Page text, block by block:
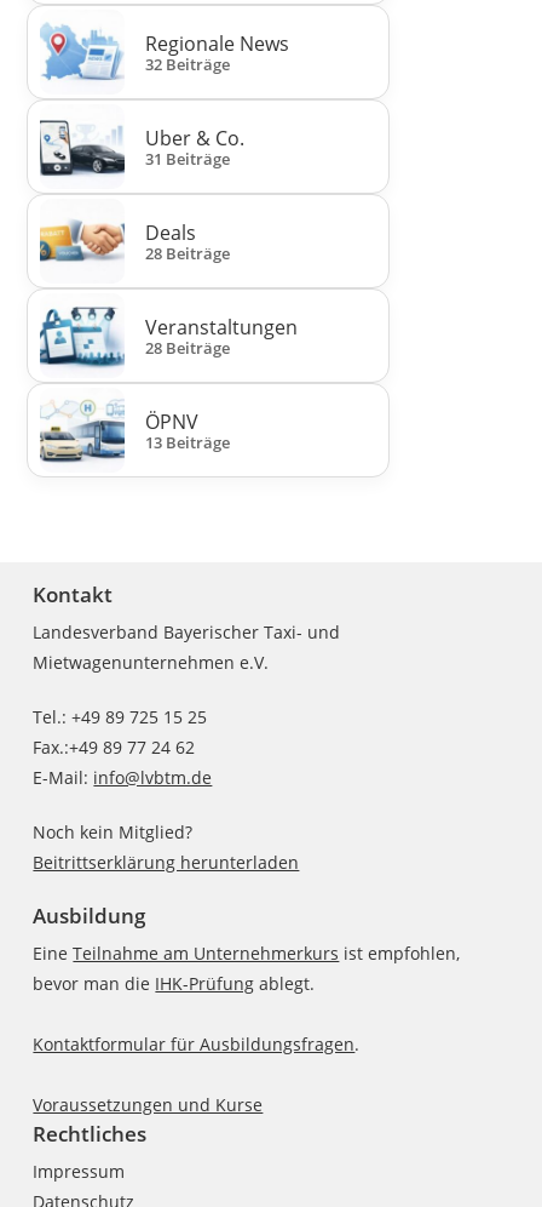
Regionale News
32 Beiträge
Uber & Co.
31 Beiträge
Deals
28 Beiträge
Veranstaltungen
28 Beiträge
ÖPNV
13 Beiträge
Kontakt
Landesverband Bayerischer Taxi- und
Mietwagenunternehmen e.V.
Tel.: +49 89 725 15 25
Fax.:+49 89 77 24 62
E-Mail: info@lvbtm.de
Noch kein Mitglied?
Beitrittserklärung herunterladen
Ausbildung
EineTeilnahme am Unternehmerkurs ist empfohlen,
bevor man die IHK-Prüfung ablegt.
Kontaktformular für Ausbildungsfragen.
Voraussetzungen und Kurse
Rechtliches
Impressum
Datenschutz